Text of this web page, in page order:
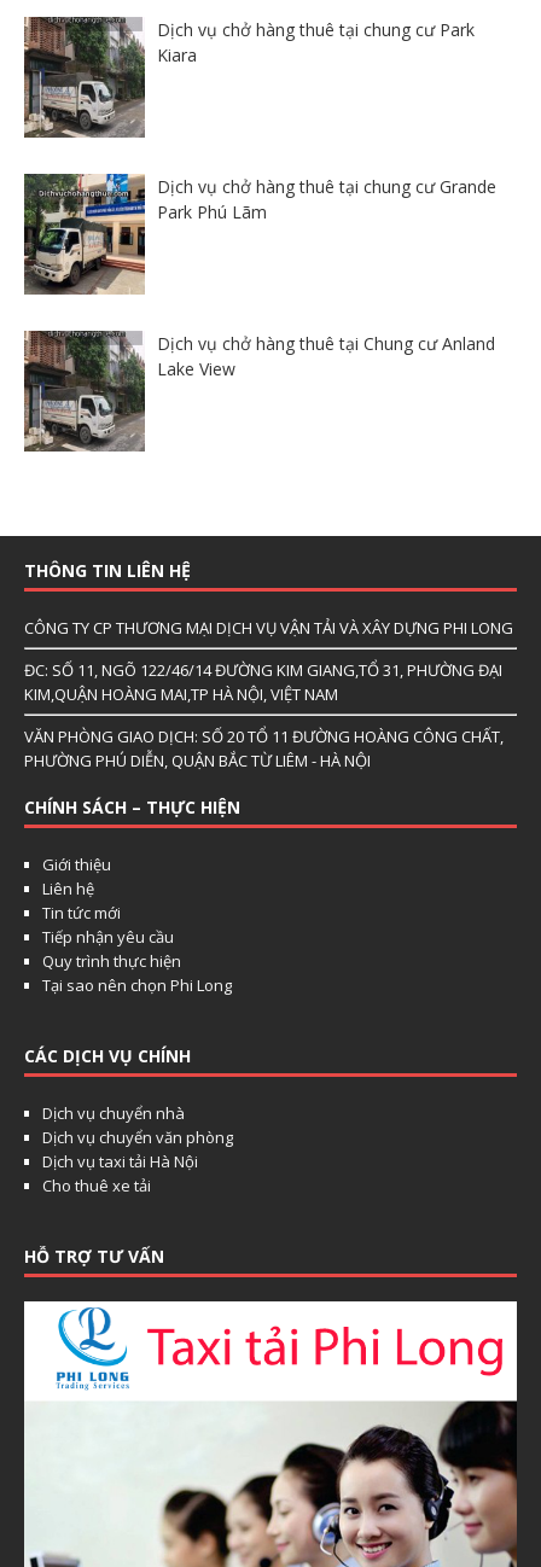
Dịch vụ chở hàng thuê tại chung cư Park
Kiara
Dịch vụ chở hàng thuê tại chung cư Grande
Park Phú Lãm
Dịch vụ chở hàng thuê tại Chung cư Anland
Lake View
THÔNG TIN LIÊN HỆ
CÔNG TY CP THƯƠNG MẠI DỊCH VỤ VẬN TẢI VÀ XÂY DỰNG PHI LONG
ĐC: SỐ 11, NGÕ 122/46/14 ĐƯỜNG KIM GIANG,TỔ 31, PHƯỜNG ĐẠI
KIM,QUẬN HOÀNG MAI,TP HÀ NỘI, VIỆT NAM
VĂN PHÒNG GIAO DỊCH: SỐ 20 TỔ 11 ĐƯỜNG HOÀNG CÔNG CHẤT,
PHƯỜNG PHÚ DIỄN, QUẬN BẮC TỪ LIÊM - HÀ NỘI
CHÍNH SÁCH – THỰC HIỆN
Giới thiệu
Liên hệ
Tin tức mới
Tiếp nhận yêu cầu
Quy trình thực hiện
Tại sao nên chọn Phi Long
CÁC DỊCH VỤ CHÍNH
Dịch vụ chuyển nhà
Dịch vụ chuyển văn phòng
Dịch vụ taxi tải Hà Nội
Cho thuê xe tải
HỖ TRỢ TƯ VẤN